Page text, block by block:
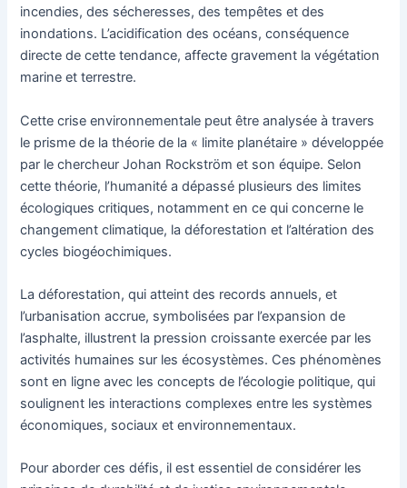
incendies, des sécheresses, des tempêtes et des
inondations. L’acidification des océans, conséquence
directe de cette tendance, affecte gravement la végétation
marine et terrestre.
Cette crise environnementale peut être analysée à travers
le prisme de la théorie de la « limite planétaire » développée
par le chercheur Johan Rockström et son équipe. Selon
cette théorie, l’humanité a dépassé plusieurs des limites
écologiques critiques, notamment en ce qui concerne le
changement climatique, la déforestation et l’altération des
cycles biogéochimiques.
La déforestation, qui atteint des records annuels, et
l’urbanisation accrue, symbolisées par l’expansion de
l’asphalte, illustrent la pression croissante exercée par les
activités humaines sur les écosystèmes. Ces phénomènes
sont en ligne avec les concepts de l’écologie politique, qui
soulignent les interactions complexes entre les systèmes
économiques, sociaux et environnementaux.
Pour aborder ces défis, il est essentiel de considérer les